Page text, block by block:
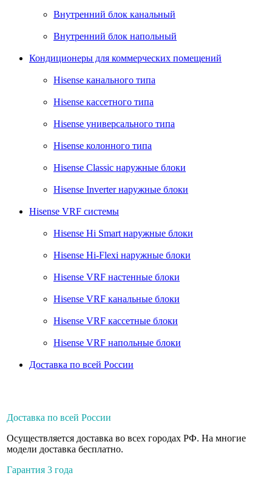
Внутренний блок канальный
Внутренний блок напольный
Кондиционеры для коммерческих помещений
Hisense канального типа
Hisense кассетного типа
Hisense универсального типа
Hisense колонного типа
Hisense Classic наружные блоки
Hisense Inverter наружные блоки
Hisense VRF системы
Hisense Hi Smart наружные блоки
Hisense Hi-Flexi наружные блоки
Hisense VRF настенные блоки
Hisense VRF канальные блоки
Hisense VRF кассетные блоки
Hisense VRF напольные блоки
Доставка по всей России
Доставка по всей России
Осуществляется доставка во всех городах РФ. На многие
модели доставка бесплатно.
Гарантия 3 года